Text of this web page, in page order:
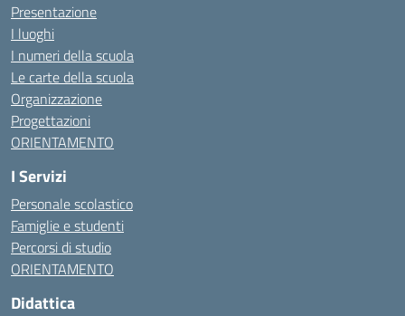
Presentazione
I luoghi
I numeri della scuola
Le carte della scuola
Organizzazione
Progettazioni
ORIENTAMENTO
I Servizi
Personale scolastico
Famiglie e studenti
Percorsi di studio
ORIENTAMENTO
Didattica